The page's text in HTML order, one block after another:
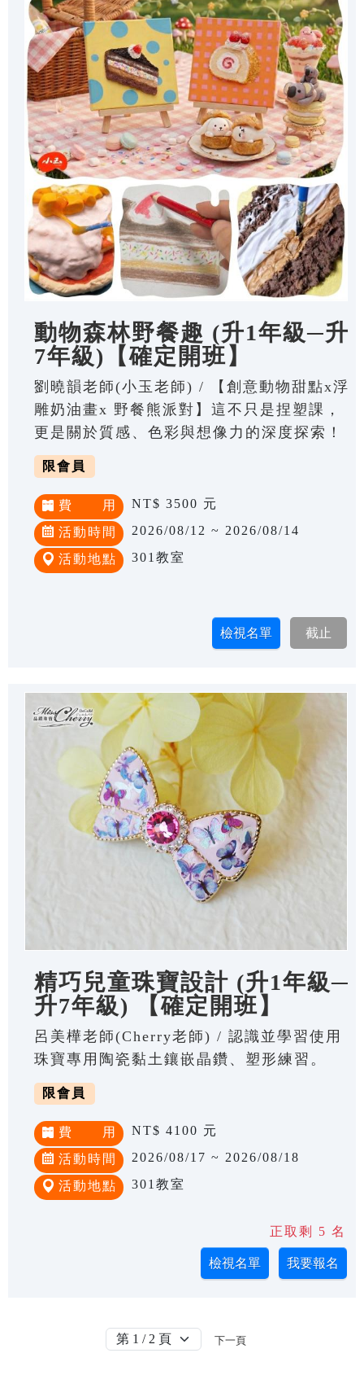
動物森林野餐趣 (升1年級─升
7年級)【確定開班】
劉曉韻老師(小玉老師) / 【創意動物甜點x浮
雕奶油畫x 野餐熊派對】這不只是捏塑課，
更是關於質感、色彩與想像力的深度探索！
限會員
費 用 NT$ 3500 元
活動時間 2026/08/12 ~ 2026/08/14
活動地點 301教室
精巧兒童珠寶設計 (升1年級─
升7年級) 【確定開班】
呂美樺老師(Cherry老師) / 認識並學習使用
珠寶專用陶瓷黏土鑲嵌晶鑽、塑形練習。
限會員
費 用 NT$ 4100 元
活動時間 2026/08/17 ~ 2026/08/18
活動地點 301教室
正取剩 5 名
下一頁